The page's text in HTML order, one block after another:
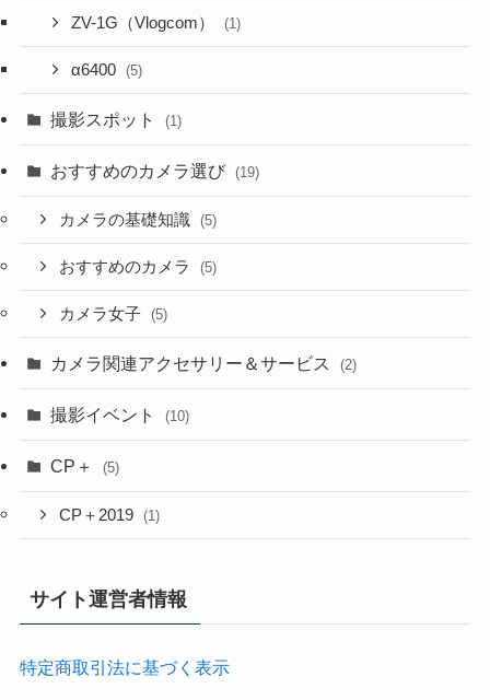
ZV-1G（Vlogcom） (1)
α6400 (5)
撮影スポット (1)
おすすめのカメラ選び (19)
カメラの基礎知識 (5)
おすすめのカメラ (5)
カメラ女子 (5)
カメラ関連アクセサリー＆サービス (2)
撮影イベント (10)
CP＋ (5)
CP＋2019 (1)
サイト運営者情報
特定商取引法に基づく表示